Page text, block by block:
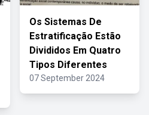
Os Sistemas De
Estratificação Estão
Divididos Em Quatro
Tipos Diferentes
07 September 2024